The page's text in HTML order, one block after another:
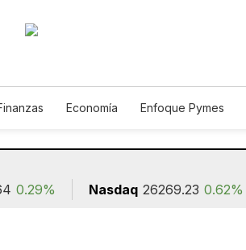
Economía Enfoque Pymes
0.29% Nasdaq 26269.23 0.62%